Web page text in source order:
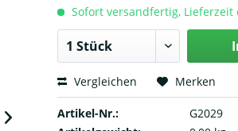
Sofort versandfertig, Lieferzeit
Vergleichen Merken
Artikel-Nr.:
G2029